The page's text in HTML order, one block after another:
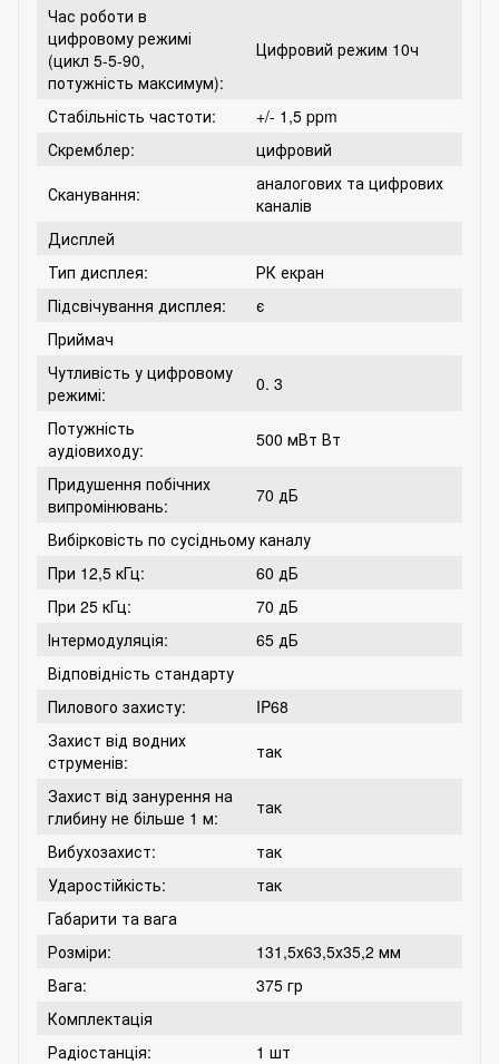
Час роботи в
цифровому режимі
(цикл 5-5-90,
потужність максимум):
Цифровий режим 10ч
Стабільність частоти:
+/- 1,5 ppm
Скремблер:
цифровий
Сканування:
аналогових та цифрових
каналів
Дисплей
Тип дисплея:
РК екран
Підсвічування дисплея:
є
Приймач
Чутливість у цифровому
режимі:
0. 3
Потужність
аудіовиходу:
500 мВт Вт
Придушення побічних
випромінювань:
70 дБ
Вибірковість по сусідньому каналу
При 12,5 кГц:
60 дБ
При 25 кГц:
70 дБ
Інтермодуляція:
65 дБ
Відповідність стандарту
Пилового захисту:
IP68
Захист від водних
струменів:
так
Захист від занурення на
глибину не більше 1 м:
так
Вибухозахист:
так
Ударостійкість:
так
Габарити та вага
Розміри:
131,5х63,5х35,2 мм
Вага:
375 гр
Комплектація
Радіостанція:
1 шт